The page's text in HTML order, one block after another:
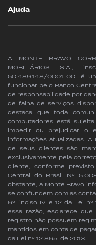
Ajuda
A MONTE BRAVO
MOBILIÁRIOS S.A.,
50.489.148/0001-00, é
funcionar pelo Banco
de responsabilidade por
de falha de serviços
destaca que toda
computadores está
impedir ou prejudicar o
informações atualizadas.
de seus clientes são
exclusivamente pela
cliente, conforme
Central do Brasil Nº
obstante, a Monte Bravo
se confundem com as
6º, inciso IV, e 12 da Lei
essa razão, esclarece
registro não possuem
mantidos em conta de
da Lei nº 12.865, de 2013.